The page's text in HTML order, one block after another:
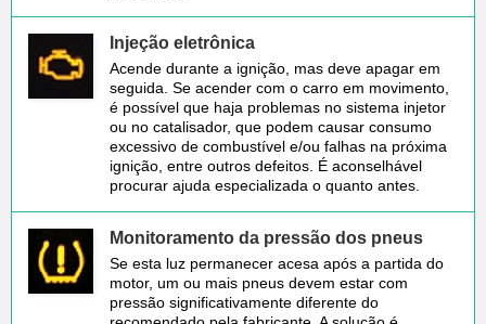
Injeção eletrônica
Acende durante a ignição, mas deve apagar em
seguida. Se acender com o carro em movimento,
é possível que haja problemas no sistema injetor
ou no catalisador, que podem causar consumo
excessivo de combustível e/ou falhas na próxima
ignição, entre outros defeitos. É aconselhável
procurar ajuda especializada o quanto antes.
Monitoramento da pressão dos pneus
Se esta luz permanecer acesa após a partida do
motor, um ou mais pneus devem estar com
pressão significativamente diferente do